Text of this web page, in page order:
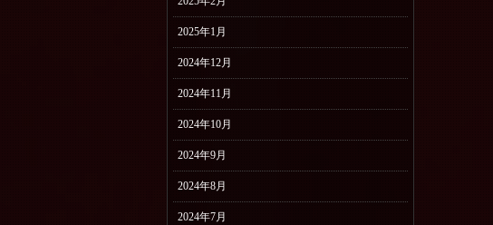
2025年1月
2024年12月
2024年11月
2024年10月
2024年9月
2024年8月
2024年7月